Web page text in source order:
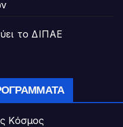
το ΔΙΠΑΕ
Κόσμος